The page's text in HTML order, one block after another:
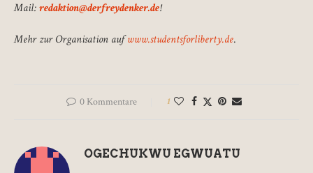
Mail:redaktion@derfreydenker.de!
Mehr zur Organisation aufwww.studentsforliberty.de.
0 Kommentare 1
OGECHUKWU EGWUATU